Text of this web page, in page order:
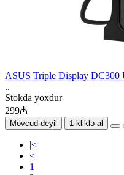
ASUS Triple Display
..
Stokda yoxdur
299₼
Mövcud deyil 1 kliklə al
|<
<
1